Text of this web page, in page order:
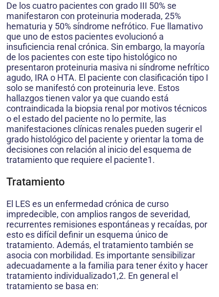
De los cuatro pacientes con grado III 50% se
manifestaron con proteinuria moderada, 25%
hematuria y 50% síndrome nefrótico. Fue llamativo
que uno de estos pacientes evolucionó a
insuficiencia renal crónica. Sin embargo, la mayoría
de los pacientes con este tipo histológico no
presentaron proteinuria masiva ni síndrome nefrítico
agudo, IRA o HTA. El paciente con clasificación tipo I
solo se manifestó con proteinuria leve. Estos
hallazgos tienen valor ya que cuando está
contraindicada la biopsia renal por motivos técnicos
o el estado del paciente no lo permite, las
manifestaciones clínicas renales pueden sugerir el
grado histológico del paciente y orientar la toma de
decisiones con relación al inicio del esquema de
tratamiento que requiere el paciente1.
Tratamiento
El LES es un enfermedad crónica de curso
impredecible, con amplios rangos de severidad,
recurrentes remisiones espontáneas y recaídas, por
esto es difícil definir un esquema único de
tratamiento. Además, el tratamiento también se
asocia con morbilidad. Es importante sensibilizar
adecuadamente a la familia para tener éxito y hacer
tratamiento individualizado1,2. En general el
tratamiento se basa en: